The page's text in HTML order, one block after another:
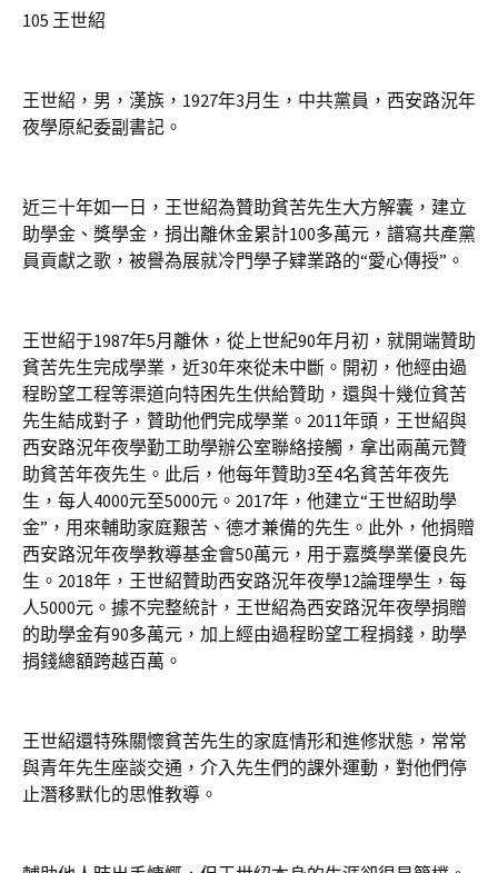
105 王世紹
王世紹，男，漢族，1927年3月生，中共黨員，西安路況年
夜學原紀委副書記。
近三十年如一日，王世紹為贊助貧苦先生大方解囊，建立
助學金、獎學金，捐出離休金累計100多萬元，譜寫共產黨
員貢獻之歌，被譽為展就冷門學子肄業路的“愛心傳授”。
王世紹于1987年5月離休，從上世紀90年月初，就開端贊助
貧苦先生完成學業，近30年來從未中斷。開初，他經由過
程盼望工程等渠道向特困先生供給贊助，還與十幾位貧苦
先生結成對子，贊助他們完成學業。2011年頭，王世紹與
西安路況年夜學勤工助學辦公室聯絡接觸，拿出兩萬元贊
助貧苦年夜先生。此后，他每年贊助3至4名貧苦年夜先
生，每人4000元至5000元。2017年，他建立“王世紹助學
金”，用來輔助家庭艱苦、德才兼備的先生。此外，他捐贈
西安路況年夜學教導基金會50萬元，用于嘉獎學業優良先
生。2018年，王世紹贊助西安路況年夜學12論理學生，每
人5000元。據不完整統計，王世紹為西安路況年夜學捐贈
的助學金有90多萬元，加上經由過程盼望工程捐錢，助學
捐錢總額跨越百萬。
王世紹還特殊關懷貧苦先生的家庭情形和進修狀態，常常
與青年先生座談交通，介入先生們的課外運動，對他們停
止潛移默化的思惟教導。